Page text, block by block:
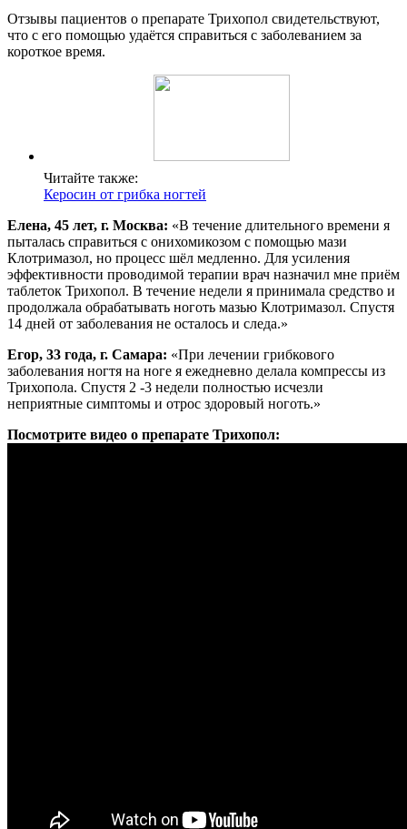
Отзывы пациентов о препарате Трихопол свидетельствуют,
что с его помощью удаётся справиться с заболеванием за
короткое время.
Читайте также:
Керосин от грибка ногтей
Елена, 45 лет, г. Москва: «В течение длительного времени я
пыталась справиться с онихомикозом с помощью мази
Клотримазол, но процесс шёл медленно. Для усиления
эффективности проводимой терапии врач назначил мне приём
таблеток Трихопол. В течение недели я принимала средство и
продолжала обрабатывать ноготь мазью Клотримазол. Спустя
14 дней от заболевания не осталось и следа.»
Егор, 33 года, г. Самара: «При лечении грибкового
заболевания ногтя на ноге я ежедневно делала компрессы из
Трихопола. Спустя 2 -3 недели полностью исчезли
неприятные симптомы и отрос здоровый ноготь.»
Посмотрите видео о препарате Трихопол: